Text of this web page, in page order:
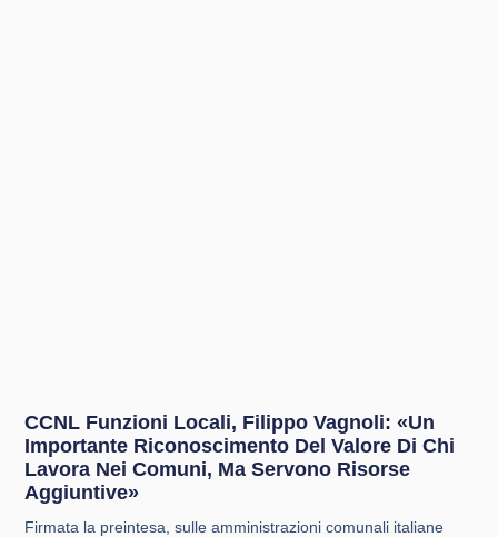
CCNL Funzioni Locali, Filippo Vagnoli: «Un
Importante Riconoscimento Del Valore Di Chi
Lavora Nei Comuni, Ma Servono Risorse
Aggiuntive»
Firmata la preintesa, sulle amministrazioni comunali italiane